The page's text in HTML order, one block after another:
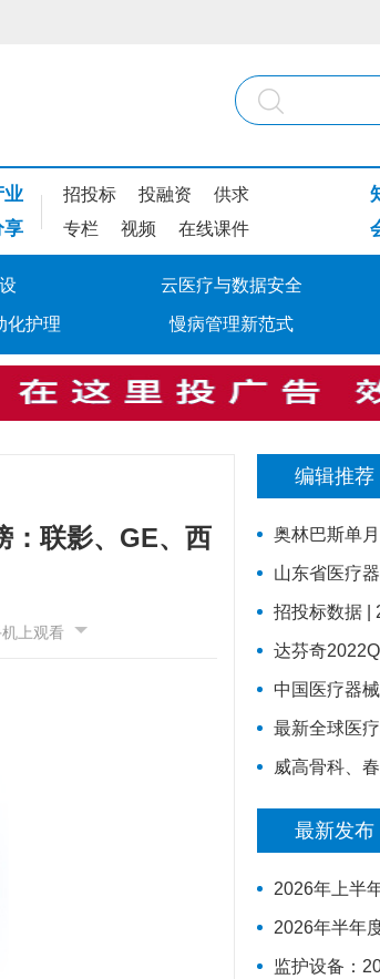
业 招投标 投融资 供求
享 专栏 视频 在线课件
云医疗与数据安全
化护理 慢病管理新范式
：联影、GE、西
上观看
编辑推荐
奥林巴斯单月中标超
山东省医疗
招投标数据 | 2022年第一季度光
达芬奇2022Q1收入14.9亿
中国医疗器械企业创新
最新全球医疗器械100
威高骨科、春
最新发布
2026年上半年国内
2026年半年度冲击波治疗设备最具影响力排行
监护设备：2026年上半年共